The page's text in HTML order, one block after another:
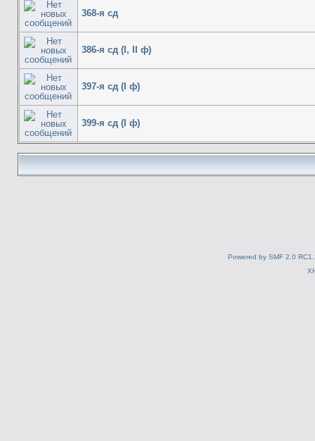
368-я сд
386-я сд (I, II ф)
397-я сд (I ф)
399-я сд (I ф)
Powered by SMF 2.0